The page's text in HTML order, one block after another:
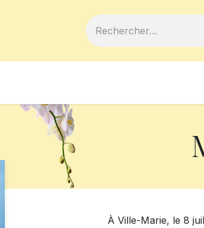
À Ville-Marie, le 8 juillet